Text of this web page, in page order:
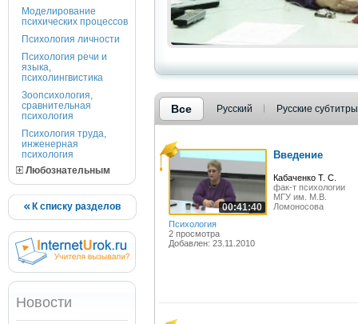
Моделирование
психических процессов
Психология личности
Психология речи и
языка,
психолингвистика
Зоопсихология,
сравнительная
психология
Психология труда,
инженерная
психология
Любознательным
К списку разделов
Новости
Все Русский Русские субтитры
00:41:40
Психология
2 просмотра
Добавлен: 23.11.2010
Введение
Кабаченко Т. С.
фак-т психологии
МГУ им. М.В.
Ломоносова